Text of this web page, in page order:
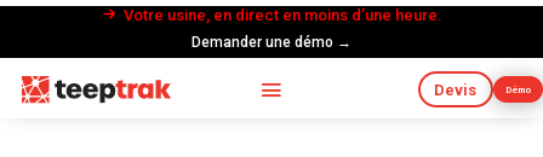
Votre usine, en direct en moins d’une heure.
Demander une démo →
Devis Démo